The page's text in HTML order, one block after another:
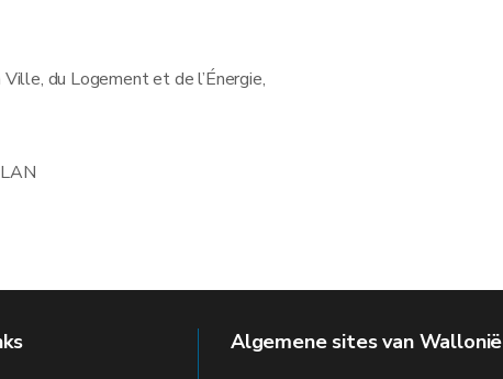
du Logement et de l’Énergie,
Algemene sites van Wallonië